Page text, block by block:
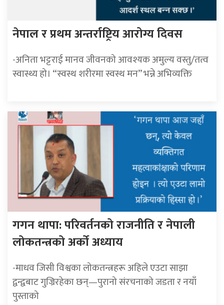
नेपाल र प्रथम अन्तर्राष्ट्रिय आरोग्य दिवस
-अनिता भट्टराई मानव जीवनको आवश्यक अमुल्य वस्तु/तत्व
स्वास्थ्य हो। “स्वस्थ शरीरमा स्वस्थ मन” भन्ने अभिव्यक्ति
गगन थापा: परिवर्तनको राजनीति र नेपाली
लोकतन्त्रको अर्को अध्याय
-माधव जिसी विश्वका लोकतन्त्रहरू अहिले एउटा साझा
द्वन्द्वबाट गुज्रिरहेका छन्—पुरानो संरचनाको जडता र नयाँ
पुस्ताको